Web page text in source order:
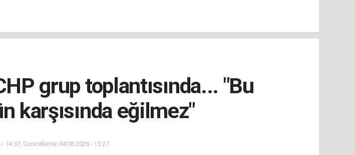
grup toplantısında... "Bu
karşısında eğilmez"
- 14:57, Güncelleme: 04.08.2026 - 15:27